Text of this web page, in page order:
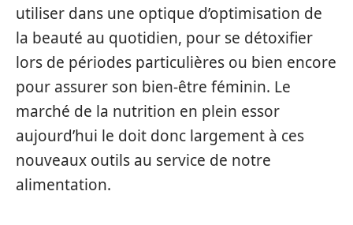
utiliser dans une optique d’optimisation de
la beauté au quotidien, pour se détoxifier
lors de périodes particulières ou bien encore
pour assurer son bien-être féminin. Le
marché de la nutrition en plein essor
aujourd’hui le doit donc largement à ces
nouveaux outils au service de notre
alimentation.